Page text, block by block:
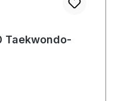
Taekwondo-